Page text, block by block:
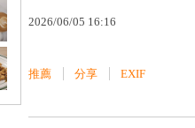
2026/06/05 16:16
推薦 分享 EXIF